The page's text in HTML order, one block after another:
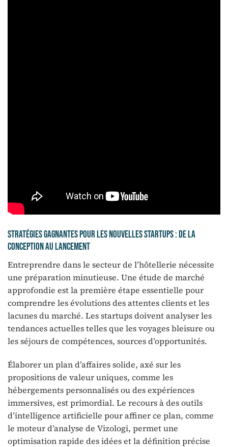
Stratégies gagnantes pour les nouvelles startups : de la
conception au lancement
Entreprendre dans le secteur de l’hôtellerie nécessite
une préparation minutieuse. Une étude de marché
approfondie est la première étape essentielle pour
comprendre les évolutions des attentes clients et les
lacunes du marché. Les startups doivent analyser les
tendances actuelles telles que les voyages bleisure ou
les séjours de compétences, sources d’opportunités.
Élaborer un plan d’affaires solide, axé sur les
propositions de valeur uniques, comme les
hébergements personnalisés ou des expériences
immersives, est primordial. Le recours à des outils
d’intelligence artificielle pour affiner ce plan, comme
le moteur d’analyse de Vizologi, permet une
optimisation rapide des idées et la définition précise